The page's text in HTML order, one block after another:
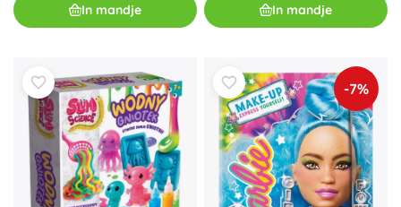
In mandje In mandje
-7%